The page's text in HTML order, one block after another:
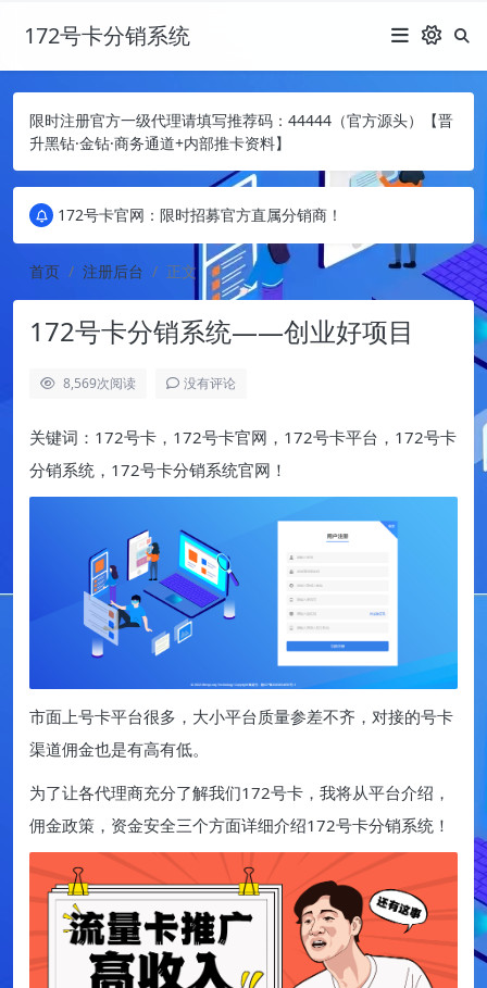
172号卡分销系统
限时注册官方一级代理请填写推荐码：44444（官方源头）【晋
升黑钻·金钻·商务通道+内部推卡资料】
172号卡官网：限时招募官方直属分销商！
172号卡官网：限时招募官方直属分销商！
172号卡官网：限时招募官方直属分销商！
首页 注册后台 正文
172号卡分销系统——创业好项目
8,569次阅读 没有评论
关键词：172号卡，172号卡官网，172号卡平台，172号卡
分销系统，172号卡分销系统官网！
市面上号卡平台很多，大小平台质量参差不齐，对接的号卡
渠道佣金也是有高有低。
为了让各代理商充分了解我们172号卡，我将从平台介绍，
佣金政策，资金安全三个方面详细介绍172号卡分销系统！